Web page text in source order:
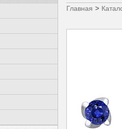
Главная